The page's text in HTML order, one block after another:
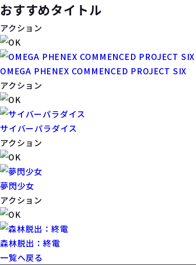
おすすめタイトル
アクション
OMEGA PHENEX COMMENCED PROJECT SIX
アクション
サイバーパラダイス
アクション
夢閃少女
アクション
森林脱出：終電
一覧へ戻る